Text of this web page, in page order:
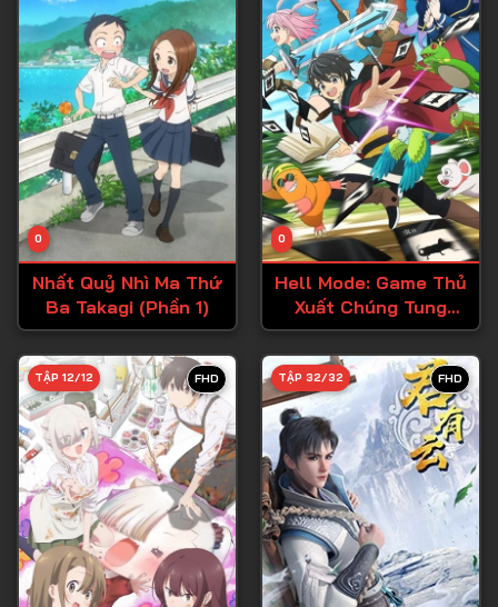
Tập 31
Tập 32
Tập 33
Tập 34
Tập 35
Tập 36
Tập 39
Tập 40
Tập 41
Tập 42
Tập 43
Tập 44
Tập 45
0
Nhất Quỷ Nhì Ma Thứ
Ba Takagi (Phần 1)
0
Hell Mode: Game Thủ
Xuất Chúng Tung
Hoành Chốn Dị Giới
Hỗn Nguyên
FHD
TẬP 12/12 FHD
TẬP 32/32